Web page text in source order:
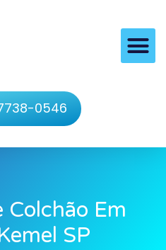
0546
Colchão Em
SP